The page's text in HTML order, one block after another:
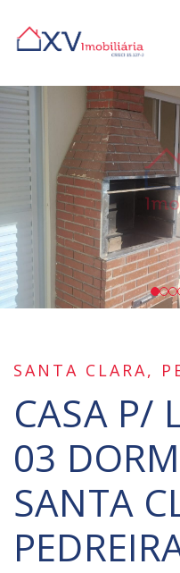
SANTA CLARA,
CASA P/
03
SANTA